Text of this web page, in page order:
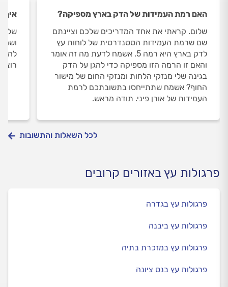
האם רמת העמידות של הדק בארץ מספיקה?
שלום. קראתי את אחד המדריכים שלכם וציינתם
שם שרמת העמידות הסטנדרטית של לוחות עץ
לדק בארץ היא רמה 5. אשמח לדעת מה זה אומר
והאם זו הרמה הזו מספיקה כדי להגן על הדק
בגינה שלי מנזקי הלחות ומנזקי החום של מישור
החוף? אשמח שתתייחסו בתשובתכם לרמת
העמידות של אורן פיני. תודה מראש.
איך
לכל השאלות והתשובות
פרגולות עץ באזורים קרובים
פרגולות עץ בגדרה
פרגולות עץ ביבנה
פרגולות עץ במזכרת בתיה
פרגולות עץ בנס ציונה